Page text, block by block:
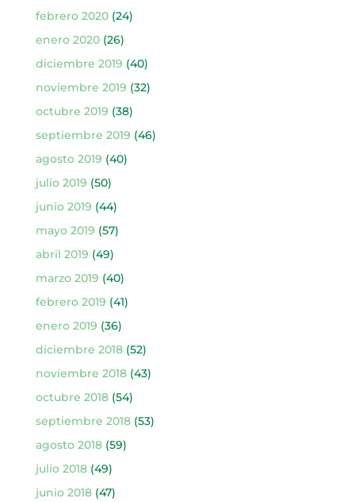
febrero 2020(24)
enero 2020(26)
diciembre 2019 (40)
noviembre 2019 (32)
octubre 2019 (38)
septiembre 2019 (46)
agosto 2019 (40)
julio 2019 (50)
junio 2019 (44)
mayo 2019 (57)
abril 2019 (49)
marzo 2019 (40)
febrero 2019 (41)
enero 2019 (36)
diciembre 2018(52)
noviembre 2018(43)
octubre 2018(54)
septiembre 2018(53)
agosto 2018(59)
julio 2018(49)
junio 2018(47)